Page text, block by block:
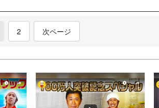
(current)
2 次ページ